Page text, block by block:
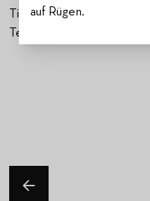
Tischreservierungen unter
Tel.: 038301 80 920
auf Rügen.